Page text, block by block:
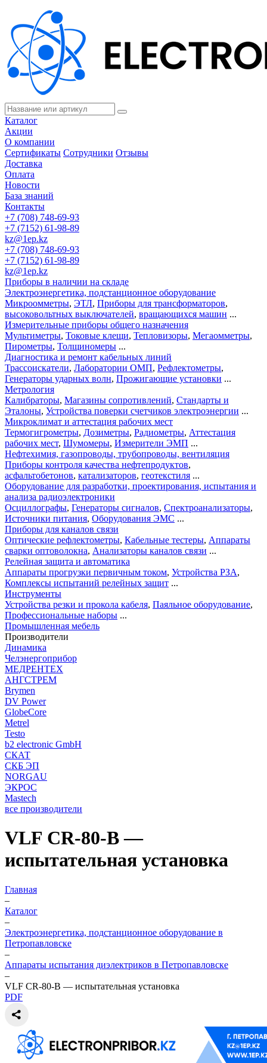
Каталог
Акции
О компании
Сертификаты Сотрудники Отзывы
Доставка
Оплата
Новости
База знаний
Контакты
+7 (708) 748-69-93
+7 (7152) 61-98-89
kz@1ep.kz
+7 (708) 748-69-93
+7 (7152) 61-98-89
kz@1ep.kz
Приборы в наличии на складе
Электроэнергетика, подстанционное оборудование
Микроомметры, ЭТЛ, Приборы для трансформаторов,
высоковольтных выключателей, вращающихся машин ...
Измерительные приборы общего назначения
Мультиметры, Токовые клещи, Тепловизоры, Мегаомметры,
Пирометры, Толщиномеры ...
Диагностика и ремонт кабельных линий
Трассоискатели, Лаборатории ОМП, Рефлектометры,
Генераторы ударных волн, Прожигающие установки ...
Метрология
Калибраторы, Магазины сопротивлений, Стандарты и
Эталоны, Устройства поверки счетчиков электроэнергии ...
Микроклимат и аттестация рабочих мест
Термогигрометры, Дозиметры, Радиометры, Аттестация
рабочих мест, Шумомеры, Измерители ЭМП ...
Нефтехимия, газопроводы, трубопроводы, вентиляция
Приборы контроля качества нефтепродуктов,
асфальтобетонов, катализаторов, геотекстиля ...
Оборудование для разработки, проектирования, испытания и
анализа радиоэлектроники
Осциллографы, Генераторы сигналов, Спектроанализаторы,
Источники питания, Оборудования ЭМС ...
Приборы для каналов связи
Оптические рефлектометры, Кабельные тестеры, Аппараты
сварки оптоволокна, Анализаторы каналов связи ...
Релейная защита и автоматика
Аппараты прогрузки первичным током, Устройства РЗА,
Комплексы испытаний релейных защит ...
Инструменты
Устройства резки и прокола кабеля, Паяльное оборудование,
Профессиональные наборы ...
Промышленная мебель
Производители
Динамика
Челэнергоприбор
МЕДРЕНТЕХ
АНГСТРЕМ
Brymen
DV Power
GlobeCore
Metrel
Testo
b2 electronic GmbH
СКАТ
СКБ ЭП
NORGAU
ЭКРОС
Mastech
все производители
VLF CR-80-B —
испытательная установка
Главная
–
Каталог
–
Электроэнергетика, подстанционное оборудование в
Петропавловске
–
Аппараты испытания диэлектриков в Петропавловске
–
VLF CR-80-B — испытательная установка
PDF